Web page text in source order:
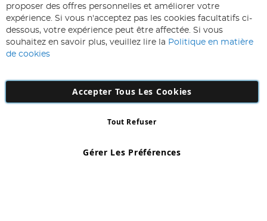
Inscription
à
d’information
:
Inscription
Number: 863029607
proposer des offres personnelles et améliorer votre
expérience. Si vous n'acceptez pas les cookies facultatifs ci-
dessous, votre expérience peut être affectée. Si vous
souhaitez en savoir plus, veuillez lire la Politique en matière
de cookies
Accepter Tous Les Cookies
Gérer Les Préférences
Tout Refuser